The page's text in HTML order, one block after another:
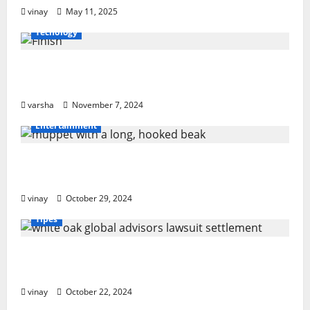
vinay
May 11, 2025
Tecnology
varsha
November 7, 2024
Entertainment
vinay
October 29, 2024
Tipes
vinay October 22, 2024